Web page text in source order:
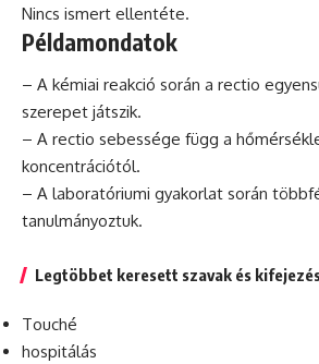
Nincs ismert ellentéte.
Példamondatok
– A kémiai reakció során a rectio
szerepet játszik.
– A rectio sebessége függ a
koncentrációtól.
– A laboratóriumi gyakorlat során
tanulmányoztuk.
Legtöbbet keresett szavak és
Touché
hospitálás